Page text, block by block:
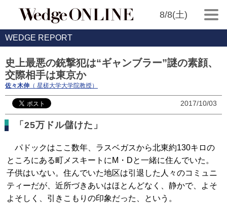
8/8(土)
WEDGE REPORT
史上最悪の銃撃犯は“ギャンブラー”謎の素顔、
交際相手は東京か
佐々木伸 （ 星槎大学大学院教授）
2017/10/03
「25万ドル儲けた」
パドックはここ数年、ラスベガスから北東約130キロの
ところにある町メスキートにM・Dと一緒に住んでいた。
子供はいない。住んでいた地区は引退した人々のコミュニ
ティーだが、近所づきあいはほとんどなく、静かで、よそ
よそしく、引きこもりの印象だった、という。